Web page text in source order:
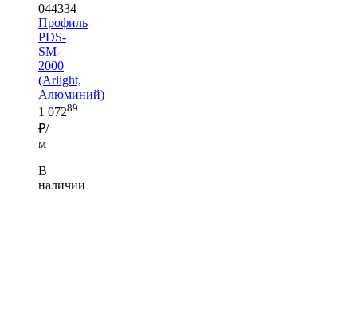
044334
Профиль
PDS-
SM-
2000
(Arlight,
Алюминий)
1 07289
₽/
м
В
наличии